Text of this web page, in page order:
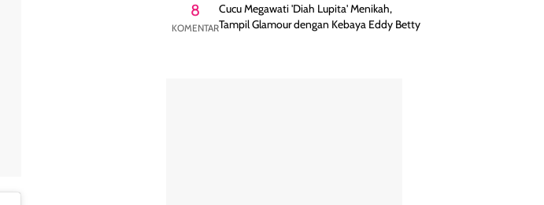
8
KOMENTAR
Cucu Megawati 'Diah Lupita' Menikah,
Tampil Glamour dengan Kebaya Eddy Betty